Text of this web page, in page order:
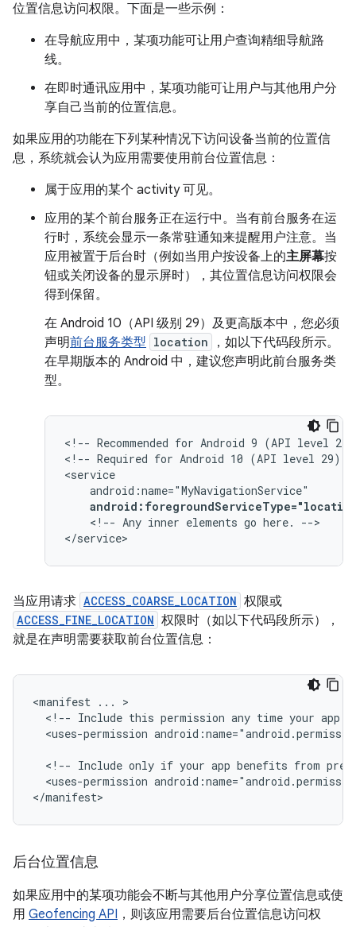
位置信息访问权限。下面是一些示例：
在导航应用中，某项功能可让用户查询精细导航路
线。
在即时通讯应用中，某项功能可让用户与其他用户分
享自己当前的位置信息。
如果应用的功能在下列某种情况下访问设备当前的位置信
息，系统就会认为应用需要使用前台位置信息：
属于应用的某个 activity 可见。
应用的某个前台服务正在运行中。当有前台服务在运
行时，系统会显示一条常驻通知来提醒用户注意。当
应用被置于后台时（例如当用户按设备上的主屏幕按
钮或关闭设备的显示屏时），其位置信息访问权限会
得到保留。
在 Android 10（API 级别 29）及更高版本中，您必须
声明前台服务类型 location
，如以下代码段所示。
在早期版本的 Android 中，建议您声明此前台服务类
型。
<!-- Recommended for Android 9 (API level 28)
<!-- Required for Android 10 (API level 29)
<!-- Any inner elements go here.
-->
</service>
当应用请求 ACCESS_COARSE_LOCATION 权限或
ACCESS_FINE_LOCATION 权限时（如以下代码段所示），
就是在声明需要获取前台位置信息：
<manifest ...
<!-- Include this permission any time your app
<uses-permission
<!-- Include only if your app benefits from
<uses-permission
</manifest>
后台位置信息
如果应用中的某项功能会不断与其他用户分享位置信息或使
用 Geofencing API ，则该应用需要后台位置信息访问权